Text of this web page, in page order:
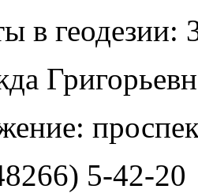
в геодезии:
5-42-20